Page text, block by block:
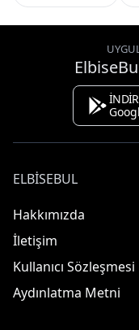
İNDİR
ELBISEBUL
Hakkımızda
İletişim
Kullanıcı Sözleşmesi
Aydınlatma Metni